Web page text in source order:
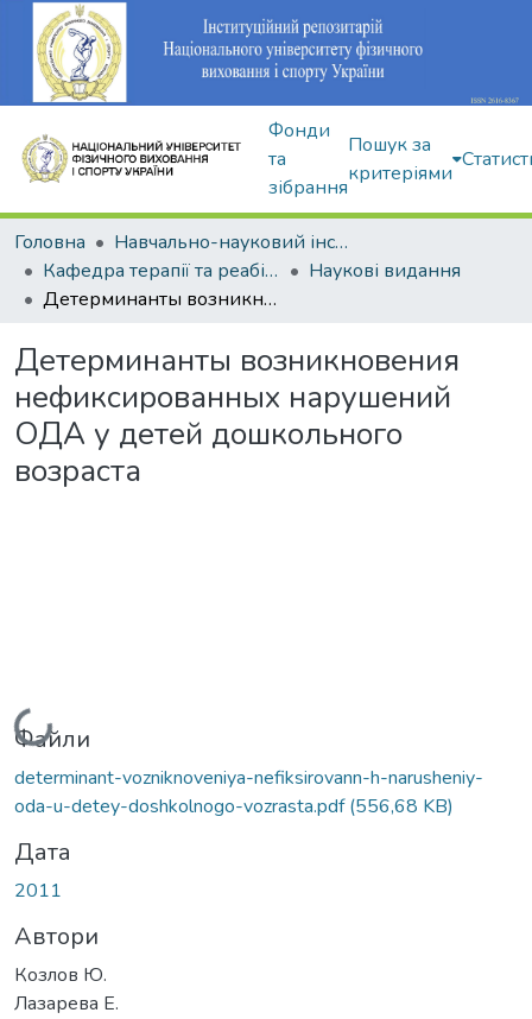
Фонди
та
зібрання
Пошук за
критеріями
Головна
Навчально-науковий інститут здоров'я, реабілітації та фізичного виховання
Кафедра терапії та реабілітації
Наукові видання
Детерминанты возникновения нефиксированных нарушений ОДА у детей дошкольного возраста
Детерминанты возникновения
нефиксированных нарушений
ОДА у детей дошкольного
возраста
Вантажиться...
Файли
determinant-vozniknoveniya-nefiksirovann-h-narusheniy-
oda-u-detey-doshkolnogo-vozrasta.pdf(556,68 KB)
Дата
2011
Автори
Козлов Ю.
Лазарева Е.